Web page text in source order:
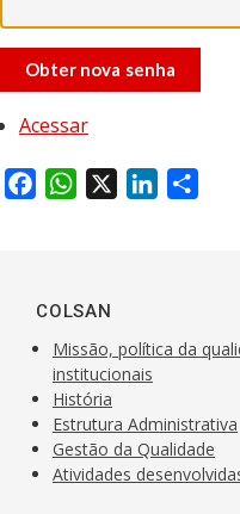
Obter nova senha
Acessar
b
k
W
s
p
p
COLSAN
Missão, política da
institucionais
História
Estrutura Administrativa
Gestão da Qualidade
Atividades